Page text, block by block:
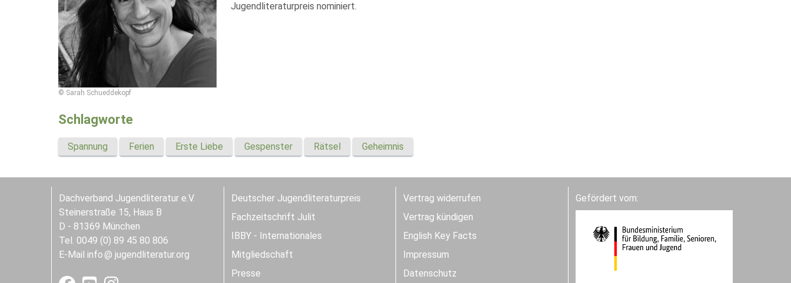
© Sarah Schueddekopf
Jugendliteraturpreis nominiert.
Schlagworte
Spannung Ferien Erste Liebe Gespenster Rätsel Geheimnis
Dachverband Jugendliteratur e.V.
Steinerstraße 15, Haus B
D - 81369 München
Tel. 0049 (0) 89 45 80 806
E-Mail info jugendliteratur.org
Deutscher Jugendliteraturpreis
Fachzeitschrift Julit
IBBY - Internationales
Mitgliedschaft
Presse
Vertrag widerrufen
Vertrag kündigen
English Key Facts
Impressum
Datenschutz
Gefördert vom: